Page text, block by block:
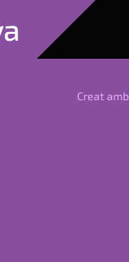
Creat amb